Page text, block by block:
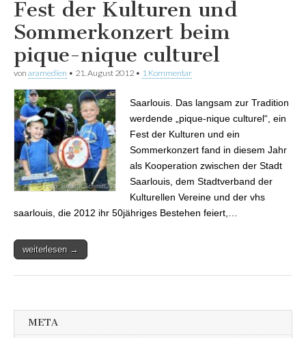
Fest der Kulturen und
Sommerkonzert beim
pique-nique culturel
von aramedien • 21. August 2012 • 1 Kommentar
Saarlouis. Das langsam zur Tradition
werdende „pique-nique culturel“, ein
Fest der Kulturen und ein
Sommerkonzert fand in diesem Jahr
als Kooperation zwischen der Stadt
Saarlouis, dem Stadtverband der
Kulturellen Vereine und der vhs
saarlouis, die 2012 ihr 50jähriges Bestehen feiert,…
weiterlesen →
META